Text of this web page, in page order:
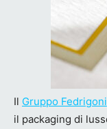
Il Gruppo Fedrigoni
il packaging di